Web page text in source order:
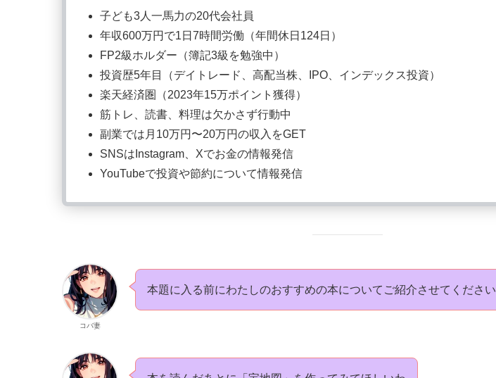
子ども3人一馬力の20代会社員
年収600万円で1日7時間労働（年間休日124日）
FP2級ホルダー（簿記3級を勉強中）
投資歴5年目（デイトレード、高配当株、IPO、インデックス投資）
楽天経済圏（2023年15万ポイント獲得）
筋トレ、読書、料理は欠かさず行動中
副業では月10万円〜20万円の収入をGET
SNSはInstagram、Xでお金の情報発信
YouTubeで投資や節約について情報発信
コバ妻
本題に入る前にわたしのおすすめの本についてご紹介させてください